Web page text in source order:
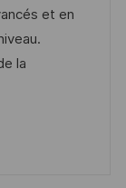
et en
la